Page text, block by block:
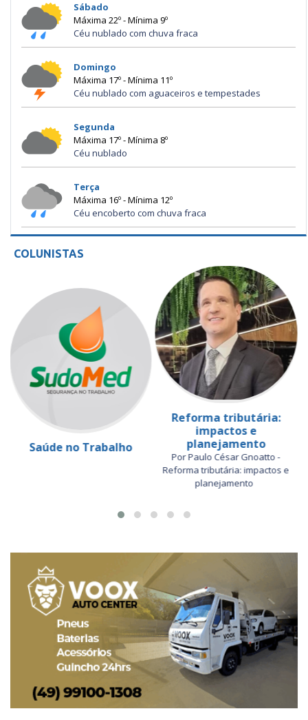
Sábado
Máxima 22º - Mínima 9º
Céu nublado com chuva fraca
Domingo
Máxima 17º - Mínima 11º
Céu nublado com aguaceiros e tempestades
Segunda
Máxima 17º - Mínima 8º
Céu nublado
Terça
Máxima 16º - Mínima 12º
Céu encoberto com chuva fraca
COLUNISTAS
Saúde no Trabalho
Reforma tributária:
impactos e
planejamento
Por Paulo César Gnoatto -
Reforma tributária: impactos e
planejamento